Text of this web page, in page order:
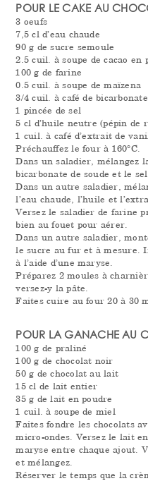
POUR LE CAKE AU
3 oeufs
7,5 cl d’eau chaude
90 g de sucre semoule
2.5 cuil. à soupe de cacao en
100 g de farine
0.5 cuil. à soupe de maïzena
3/4 cuil. à café de
1 pincée de sel
5 cl d’huile neutre (pépin de
1 cuil. à café d’extrait de
Préchauffez le four à 160°C.
Dans un saladier, mélangez
bicarbonate de soude et le sel.
Dans un autre saladier,
l’eau chaude, l’huile et
Versez le saladier de farine
bien au fouet pour aérer.
Dans un autre saladier,
le sucre au fur et à mesure.
à l’aide d’une maryse.
Préparez 2 moules à
versez-y la pâte.
Faites cuire au four 20 à 30
POUR LA GANACHE AU
100 g de praliné
100 g de chocolat noir
50 g de chocolat au lait
15 cl de lait entier
35 g de lait en poudre
1 cuil. à soupe de miel
Faites fondre les chocolats
micro-ondes. Versez le lait
maryse entre chaque ajout.
et mélangez.
Réserver le temps que la